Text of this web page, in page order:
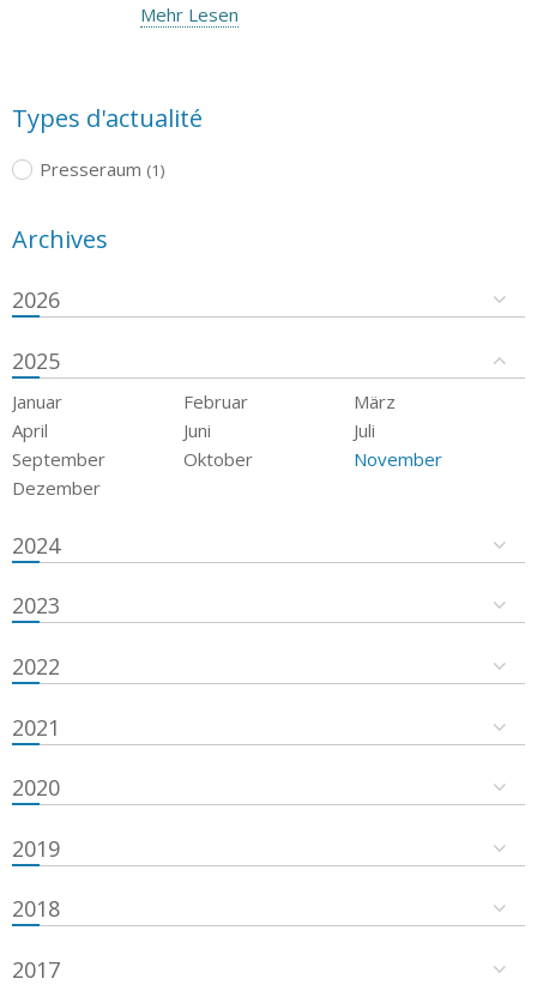
Mehr Lesen
Types d'actualité
Presseraum (1)
Archives
2026
2025
Januar Februar
März
April
Juni
Juli
September
Oktober
November
Dezember
2024
2023
2022
2021
2020
2019
2018
2017